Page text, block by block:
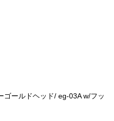
ゴールドヘッド/ eg-03A w/フッ